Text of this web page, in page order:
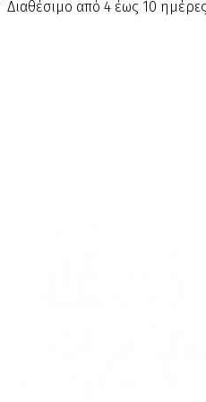
Διαθέσιμο από 4 έως 10